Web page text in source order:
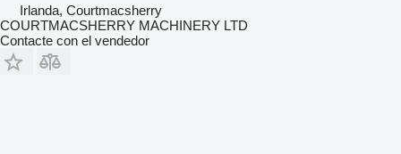
Irlanda, Courtmacsherry
COURTMACSHERRY MACHINERY LTD
Contacte con el vendedor